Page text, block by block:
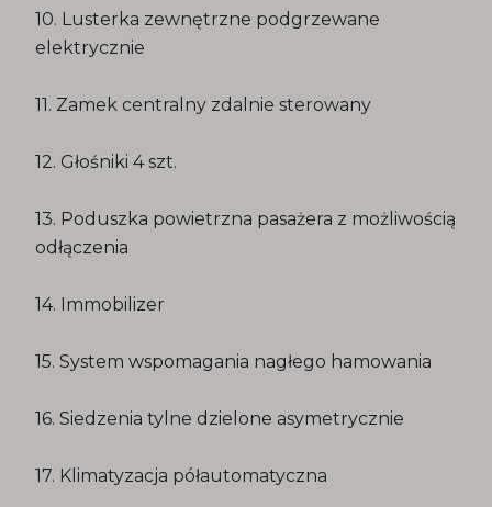
10. Lusterka zewnętrzne podgrzewane
elektrycznie
11. Zamek centralny zdalnie sterowany
12. Głośniki 4 szt.
13. Poduszka powietrzna pasażera z możliwością
odłączenia
14. Immobilizer
15. System wspomagania nagłego hamowania
16. Siedzenia tylne dzielone asymetrycznie
17. Klimatyzacja półautomatyczna